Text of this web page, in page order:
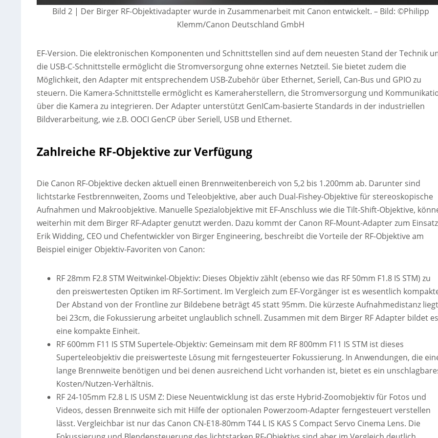
Bild 2 | Der Birger RF-Objektivadapter wurde in Zusammenarbeit mit Canon entwickelt. – Bild: ©Philipp
Klemm/Canon Deutschland GmbH
EF-Version. Die elektronischen Komponenten und Schnittstellen sind auf dem neuesten Stand der Technik
die USB-C-Schnittstelle ermöglicht die Stromversorgung ohne externes Netzteil. Sie bietet zudem die
Möglichkeit, den Adapter mit entsprechendem USB-Zubehör über Ethernet, Seriell, Can-Bus und GPIO zu
steuern. Die Kamera-Schnittstelle ermöglicht es Kameraherstellern, die Stromversorgung und
über die Kamera zu integrieren. Der Adapter unterstützt GenICam-basierte Standards in der industriellen
Bildverarbeitung, wie z.B. OOCI GenCP über Seriell, USB und Ethernet.
Zahlreiche RF-Objektive zur Verfügung
Die Canon RF-Objektive decken aktuell einen Brennweitenbereich von 5,2 bis 1.200mm ab. Darunter sind
lichtstarke Festbrennweiten, Zooms und Teleobjektive, aber auch Dual-Fishey-Objektive für stereoskopische
Aufnahmen und Makroobjektive. Manuelle Spezialobjektive mit EF-Anschluss wie die Tilt-Shift-Objektive,
weiterhin mit dem Birger RF-Adapter genutzt werden. Dazu kommt der Canon RF-Mount-Adapter zum
Erik Widding, CEO und Chefentwickler von Birger Engineering, beschreibt die Vorteile der RF-Objektive am
Beispiel einiger Objektiv-Favoriten von Canon:
RF 28mm F2.8 STM Weitwinkel-Objektiv: Dieses Objektiv zählt (ebenso wie das RF 50mm F1.8 IS STM) zu
den preiswertesten Optiken im RF-Sortiment. Im Vergleich zum EF-Vorgänger ist es wesentlich
Der Abstand von der Frontline zur Bildebene beträgt 45 statt 95mm. Die kürzeste Aufnahmedistanz liegt
bei 23cm, die Fokussierung arbeitet unglaublich schnell. Zusammen mit dem Birger RF Adapter bildet es
eine kompakte Einheit.
RF 600mm F11 IS STM Supertele-Objektiv: Gemeinsam mit dem RF 800mm F11 IS STM ist dieses
Superteleobjektiv die preiswerteste Lösung mit ferngesteuerter Fokussierung. In Anwendungen, die
lange Brennweite benötigen und bei denen ausreichend Licht vorhanden ist, bietet es ein
Kosten/Nutzen-Verhältnis.
RF 24-105mm F2.8 L IS USM Z: Diese Neuentwicklung ist das erste Hybrid-Zoomobjektiv für Fotos und
Videos, dessen Brennweite sich mit Hilfe der optionalen Powerzoom-Adapter ferngesteuert verstellen
lässt. Vergleichbar ist nur das Canon CN-E18-80mm T44 L IS KAS S Compact Servo Cinema Lens. Die